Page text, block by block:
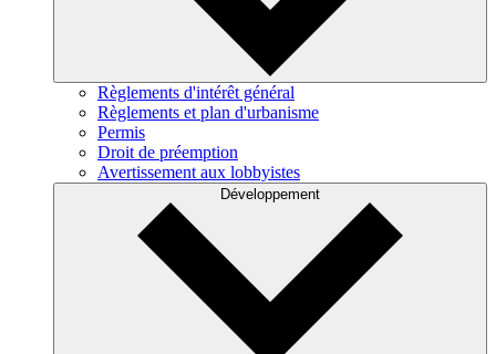
Règlements d'intérêt général
Règlements et plan d'urbanisme
Permis
Droit de préemption
Avertissement aux lobbyistes
Développement